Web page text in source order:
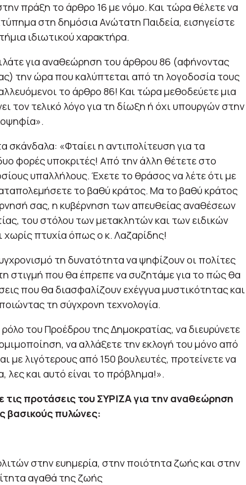
πράξη το άρθρο 16 με νόμο. Και τώρα θέλετε να
στη δημόσια Ανώτατη Παιδεία, εισηγείστε
ιδιωτικού χαρακτήρα.
για αναθεώρηση του άρθρου 86 (αφήνοντας
την ώρα που καλύπτεται από τη λογοδοσία τους
το άρθρο 86! Και τώρα μεθοδεύετε μια
τον τελικό λόγο για τη δίωξη ή όχι υπουργών στην
σκάνδαλα: «Φταίει η αντιπολίτευση για τα
φορές υποκριτές! Από την άλλη θέτετε στο
υπαλλήλους. Έχετε το θράσος να λέτε ότι με
το βαθύ κράτος. Μα το βαθύ κράτος
σας, η κυβέρνηση των απευθείας αναθέσεων
του στόλου των μετακλητών και των ειδικών
χωρίς πτυχία όπως ο κ. Λαζαρίδης!
τη δυνατότητα να ψηφίζουν οι πολίτες
στιγμή που θα έπρεπε να συζητάμε για το πώς θα
που θα διασφαλίζουν εχέγγυα μυστικότητας και
τη σύγχρονη τεχνολογία.
ρόλο του Προέδρου της Δημοκρατίας, να διευρύνετε
να αλλάξετε την εκλογή του μόνο από
με λιγότερους από 150 βουλευτές, προτείνετε να
λες και αυτό είναι το πρόβλημα!».
προτάσεις του ΣΥΡΙΖΑ για την αναθεώρηση
βασικούς πυλώνες:
στην ευημερία, στην ποιότητα ζωής και στην
αγαθά της ζωής